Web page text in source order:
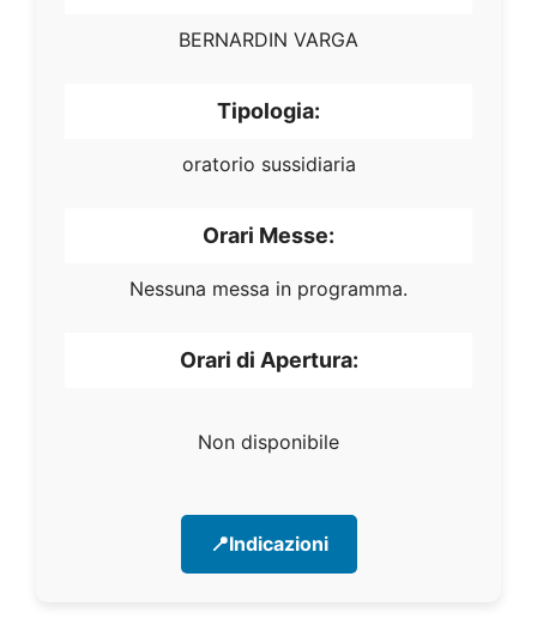
BERNARDIN VARGA
Tipologia:
oratorio sussidiaria
Orari Messe:
Nessuna messa in programma.
Orari di Apertura:
Non disponibile
📍Indicazioni